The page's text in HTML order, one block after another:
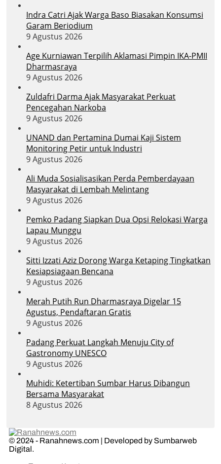
Indra Catri Ajak Warga Baso Biasakan Konsumsi
Garam Beriodium
9 Agustus 2026
Age Kurniawan Terpilih Aklamasi Pimpin IKA-PMII
Dharmasraya
9 Agustus 2026
Zuldafri Darma Ajak Masyarakat Perkuat
Pencegahan Narkoba
9 Agustus 2026
UNAND dan Pertamina Dumai Kaji Sistem
Monitoring Petir untuk Industri
9 Agustus 2026
Ali Muda Sosialisasikan Perda Pemberdayaan
Masyarakat di Lembah Melintang
9 Agustus 2026
Pemko Padang Siapkan Dua Opsi Relokasi Warga
Lapau Munggu
9 Agustus 2026
Sitti Izzati Aziz Dorong Warga Ketaping Tingkatkan
Kesiapsiagaan Bencana
9 Agustus 2026
Merah Putih Run Dharmasraya Digelar 15
Agustus, Pendaftaran Gratis
9 Agustus 2026
Padang Perkuat Langkah Menuju City of
Gastronomy UNESCO
9 Agustus 2026
Muhidi: Ketertiban Sumbar Harus Dibangun
Bersama Masyarakat
8 Agustus 2026
© 2024 - Ranahnews.com | Developed by Sumbarweb
Digital.